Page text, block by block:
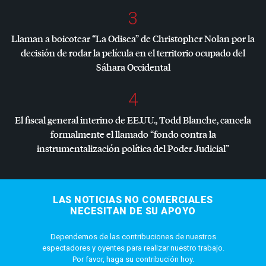
3
Llaman a boicotear “La Odisea” de Christopher Nolan por la
decisión de rodar la película en el territorio ocupado del
Sáhara Occidental
4
El fiscal general interino de EE.UU., Todd Blanche, cancela
formalmente el llamado “fondo contra la
instrumentalización política del Poder Judicial”
LAS NOTICIAS NO COMERCIALES
NECESITAN DE SU APOYO
Dependemos de las contribuciones de nuestros
espectadores y oyentes para realizar nuestro trabajo.
Por favor, haga su contribución hoy.